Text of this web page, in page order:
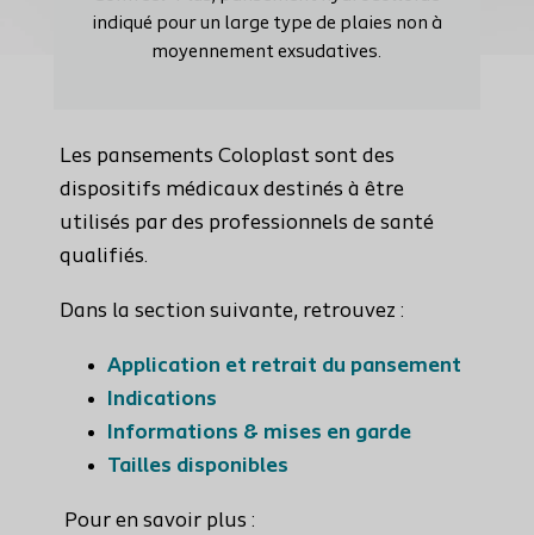
indiqué pour un large type de plaies non à
moyennement exsudatives.
Les pansements Coloplast sont des
dispositifs médicaux destinés à être
utilisés par des professionnels de santé
qualifiés.
Dans la section suivante, retrouvez :
Application et retrait du pansement
Indications
Informations & mises en garde
Tailles disponibles
Pour en savoir plus :